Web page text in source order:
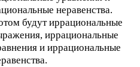
неравенства.
будут иррациональные
иррациональные
и иррациональные